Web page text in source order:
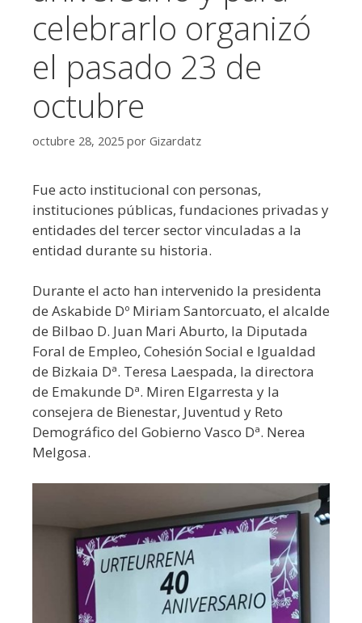
celebrarlo organizó
el pasado 23 de
octubre
octubre 28, 2025 por Gizardatz
Fue acto institucional con personas,
instituciones públicas, fundaciones privadas y
entidades del tercer sector vinculadas a la
entidad durante su historia.
Durante el acto han intervenido la presidenta
de Askabide Dº Miriam Santorcuato, el alcalde
de Bilbao D. Juan Mari Aburto, la Diputada
Foral de Empleo, Cohesión Social e Igualdad
de Bizkaia Dª. Teresa Laespada, la directora
de Emakunde Dª. Miren Elgarresta y la
consejera de Bienestar, Juventud y Reto
Demográfico del Gobierno Vasco Dª. Nerea
Melgosa.